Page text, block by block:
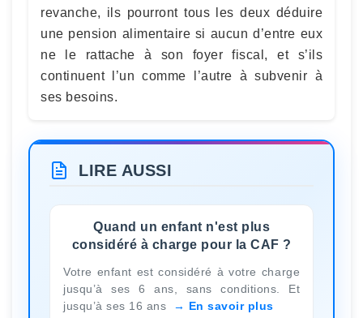
revanche, ils pourront tous les deux déduire
une pension alimentaire si aucun d’entre eux
ne le rattache à son foyer fiscal, et s’ils
continuent l’un comme l’autre à subvenir à
ses besoins.
LIRE AUSSI
Quand un enfant n'est plus
considéré à charge pour la CAF ?
Votre enfant est considéré à votre charge
jusqu’à ses 6 ans, sans conditions. Et
jusqu’à ses 16 ans
En savoir plus